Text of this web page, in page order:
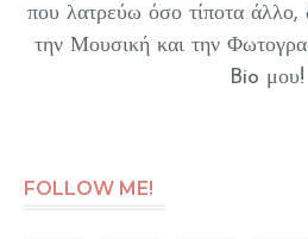
που λατρεύω όσο τίποτα άλλο,
την Μουσική και την
Bio μου!
FOLLOW ME!